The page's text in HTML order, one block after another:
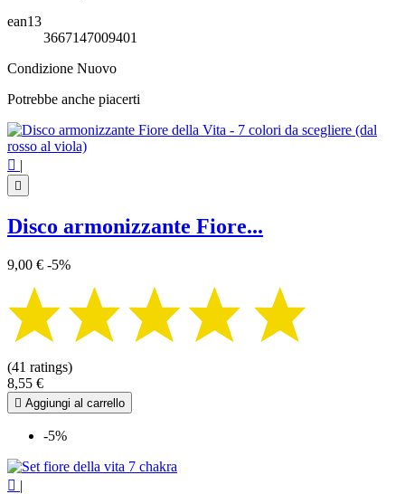
ean13
3667147009401
Condizione Nuovo
Potrebbe anche piacerti
 |

Disco armonizzante Fiore...
9,00 € -5%
(41 ratings)
8,55 €
 Aggiungi al carrello
-5%
 |